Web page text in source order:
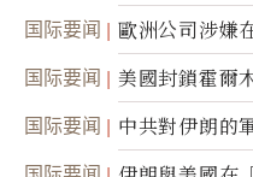
職責
国际要闻
歐洲公司涉嫌
美軍基地的衛
国际要闻 美國封鎖霍爾
国际要闻
中共對伊朗的
間接技術轉讓